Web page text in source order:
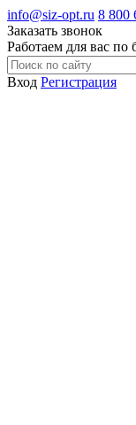
info@siz-opt.ru 8 800
Заказать звонок
Работаем для вас по
Вход Регистрация